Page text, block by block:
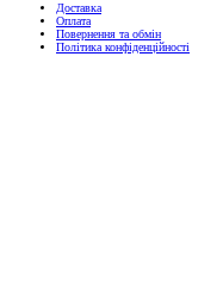
Доставка
Оплата
Повернення та обмін
Політика конфіденційності